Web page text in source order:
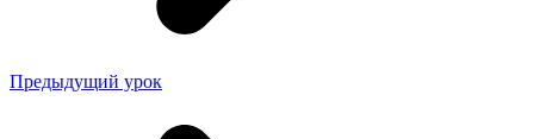
Предыдущий урок